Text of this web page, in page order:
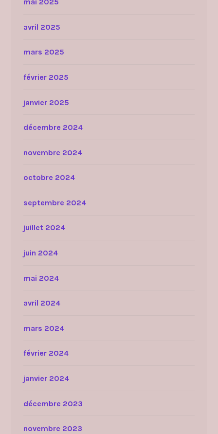
avril 2025
mars 2025
février 2025
janvier 2025
décembre 2024
novembre 2024
octobre 2024
septembre 2024
juillet 2024
juin 2024
mai 2024
avril 2024
mars 2024
février 2024
janvier 2024
décembre 2023
novembre 2023